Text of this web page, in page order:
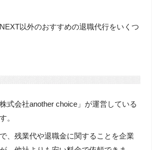
以外のおすすめの退職代行をいくつ
式会社another choice」が運営している
。
、残業代や退職金に関することを企業